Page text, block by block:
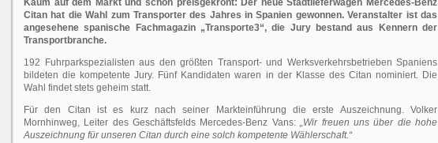
Kaum auf dem Markt und schon preisgekrönt: Der neue Stadtlieferwagen Mercedes-Benz
Citan hat die Wahl zum Transporter des Jahres in Spanien gewonnen. Veranstalter ist das
angesehene spanische Fachmagazin „Transporte3“, die Jury bestand aus Kennern der
Transportbranche.
192 Fuhrparkspezialisten aus den größten Transport- und Werksverkehrsbetrieben Spaniens
bildeten die kompetente Jury. Fünf Kandidaten waren in der Klasse des Citan nominiert. Die
Wahl findet stets geheim statt.
Für den Citan ist es kurz nach seiner Markteinführung die erste Auszeichnung. Volker
Mornhinweg, Leiter des Geschäftsfelds Mercedes-Benz Vans:„Wir freuen uns über die hohe
Auszeichnung für unseren Citan durch eine solch kompetente Wählerschaft.“